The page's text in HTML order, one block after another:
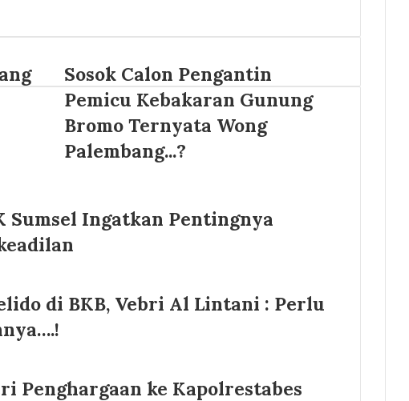
Sosok Calon Pengantin
Pemicu Kebakaran Gunung
Bromo Ternyata Wong
Palembang...?
Sumsel Ingatkan Pentingnya
di BKB, Vebri Al Lintani : Perlu
Penghargaan ke Kapolrestabes